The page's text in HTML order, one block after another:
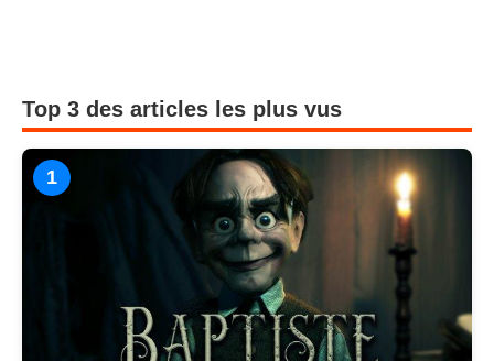
Top 3 des articles les plus vus
1